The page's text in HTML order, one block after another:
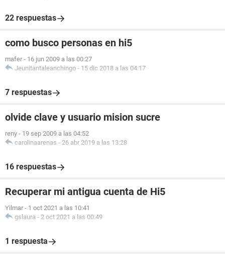
22 respuestas
como busco personas en hi5
mafer - 16 jun 2009 a las 00:27
Jeunitantaleanchingo - 15 dic 2018 a las 04:17
7 respuestas
olvide clave y usuario mision sucre
reny - 19 sep 2009 a las 04:52
carolinaarenas - 26 abr 2019 a las 13:28
16 respuestas
Recuperar mi antigua cuenta de Hi5
Yilmar - 1 oct 2021 a las 10:41
gslaura - 2 oct 2021 a las 00:49
1 respuesta